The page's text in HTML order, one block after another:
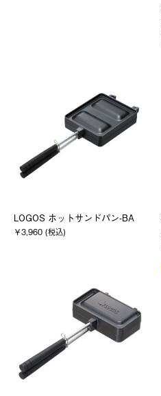
LOGOS ホットサンドパン-BA
￥3,960 (税込)